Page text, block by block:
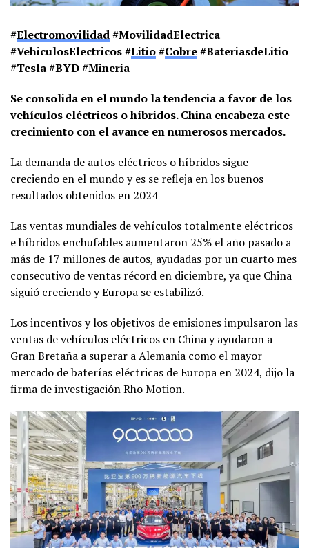
#Electromovilidad#MovilidadElectrica
#VehiculosElectricos #Litio#Cobre#BateriasdeLitio
#Tesla #BYD #Mineria
Se consolida en el mundo la tendencia a favor de los
vehículos eléctricos o híbridos. China encabeza este
crecimiento con el avance en numerosos mercados.
La demanda de autos eléctricos o híbridos sigue
creciendo en el mundo y es se refleja en los buenos
resultados obtenidos en 2024
Las ventas mundiales de vehículos totalmente eléctricos
e híbridos enchufables aumentaron 25% el año pasado a
más de 17 millones de autos, ayudadas por un cuarto mes
consecutivo de ventas récord en diciembre, ya que China
siguió creciendo y Europa se estabilizó.
Los incentivos y los objetivos de emisiones impulsaron las
ventas de vehículos eléctricos en China y ayudaron a
Gran Bretaña a superar a Alemania como el mayor
mercado de baterías eléctricas de Europa en 2024, dijo la
firma de investigación Rho Motion.